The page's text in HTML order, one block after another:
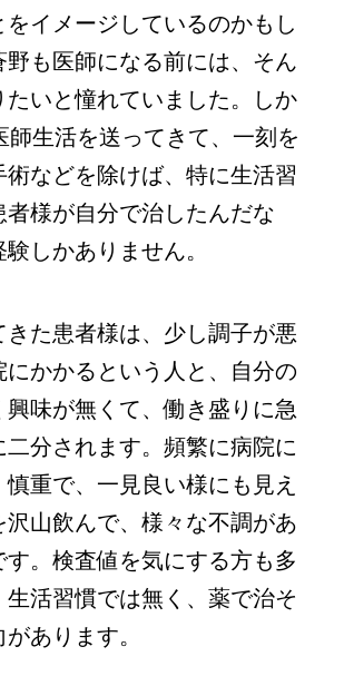
をイメージしているのかもし
野も医師になる前には、そん
たいと憧れていました。しか
師生活を送ってきて、一刻を
術などを除けば、特に生活習
者様が自分で治したんだな
しかありません。
た患者様は、少し調子が悪
にかかるという人と、自分の
興味が無くて、働き盛りに急
二分されます。頻繁に病院に
重で、一見良い様にも見え
沢山飲んで、様々な不調があ
す。検査値を気にする方も多
生活習慣では無く、薬で治そ
あります。